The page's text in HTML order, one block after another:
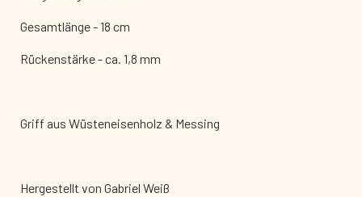
Gesamtlänge - 18 cm
Rückenstärke - ca. 1,8 mm
Griff aus Wüsteneisenholz & Messing
Hergestellt von Gabriel Weiß